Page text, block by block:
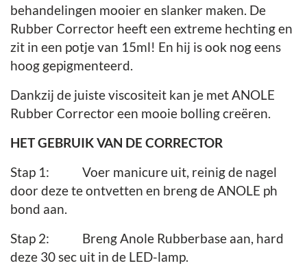
behandelingen mooier en slanker maken. De
Rubber Corrector heeft een extreme hechting en
zit in een potje van 15ml! En hij is ook nog eens
hoog gepigmenteerd.
Dankzij de juiste viscositeit kan je met ANOLE
Rubber Corrector een mooie bolling creëren.
HET GEBRUIK VAN DE CORRECTOR
Stap 1: Voer manicure uit, reinig de nagel
door deze te ontvetten en breng de ANOLE ph
bond aan.
Stap 2: Breng Anole Rubberbase aan, hard
deze 30 sec uit in de LED-lamp.